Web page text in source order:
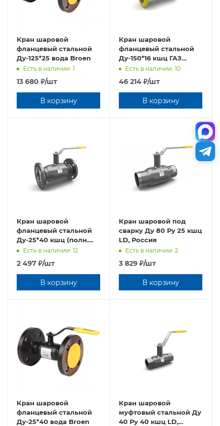
Кран шаровой
фланцевый стальной
Ду-125*25 вода Broen
Есть в наличии: 1
13 680 ₽/шт
В корзину
Кран шаровой
фланцевый стальной
Ду-150*16 кшц ГАЗ
(полн. прох) LD, Россия
Есть в наличии: 10
46 214 ₽/шт
В корзину
Кран шаровой
фланцевый стальной
Ду-25*40 кшц (полн.
прох.) LD, L=140, Россия
Есть в наличии: 12
2 497 ₽/шт
В корзину
Кран шаровой под
сварку Ду 80 Ру 25 кшц
LD, Россия
Есть в наличии: 2
3 829 ₽/шт
В корзину
Кран шаровой
фланцевый стальной
Ду-25*40 вода Broen
Кран шаровой
муфтовый стальной Ду
40 Ру 40 кшц LD,